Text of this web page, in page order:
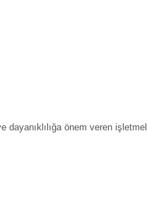
önem veren